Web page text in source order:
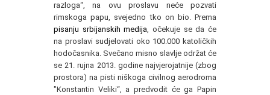
razloga“, na ovu proslavu neće pozvati
rimskoga papu, svejedno tko on bio. Prema
pisanju srbijanskih medija, očekuje se da će
na proslavi sudjelovati oko 100.000 katoličkih
hodočasnika. Svečano misno slavlje održat će
se 21. rujna 2013. godine najvjerojatnije (zbog
prostora) na pisti niškoga civilnog aerodroma
"Konstantin Veliki“, a predvodit će ga Papin